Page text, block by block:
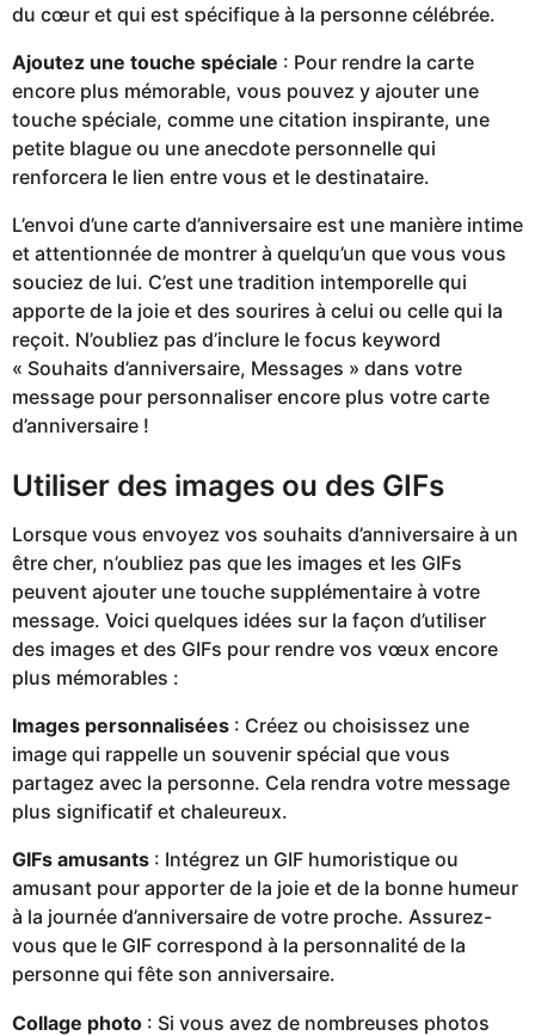
du cœur et qui est spécifique à la personne célébrée.
Ajoutez une touche spéciale : Pour rendre la carte
encore plus mémorable, vous pouvez y ajouter une
touche spéciale, comme une citation inspirante, une
petite blague ou une anecdote personnelle qui
renforcera le lien entre vous et le destinataire.
L’envoi d’une carte d’anniversaire est une manière intime
et attentionnée de montrer à quelqu’un que vous vous
souciez de lui. C’est une tradition intemporelle qui
apporte de la joie et des sourires à celui ou celle qui la
reçoit. N’oubliez pas d’inclure le focus keyword
« Souhaits d’anniversaire, Messages » dans votre
message pour personnaliser encore plus votre carte
d’anniversaire !
Utiliser des images ou des GIFs
Lorsque vous envoyez vos souhaits d’anniversaire à un
être cher, n’oubliez pas que les images et les GIFs
peuvent ajouter une touche supplémentaire à votre
message. Voici quelques idées sur la façon d’utiliser
des images et des GIFs pour rendre vos vœux encore
plus mémorables :
Images personnalisées : Créez ou choisissez une
image qui rappelle un souvenir spécial que vous
partagez avec la personne. Cela rendra votre message
plus significatif et chaleureux.
GIFs amusants : Intégrez un GIF humoristique ou
amusant pour apporter de la joie et de la bonne humeur
à la journée d’anniversaire de votre proche. Assurez-
vous que le GIF correspond à la personnalité de la
personne qui fête son anniversaire.
Collage photo : Si vous avez de nombreuses photos